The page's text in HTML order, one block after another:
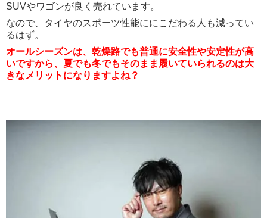
SUVやワゴンが良く売れています。
なので、タイヤのスポーツ性能ににこだわる人も減ってい
るはず。
オールシーズンは、乾燥路でも普通に安全性や安定性が高
いですから、夏でも冬でもそのまま履いていられるのは大
きなメリットになりますよね？